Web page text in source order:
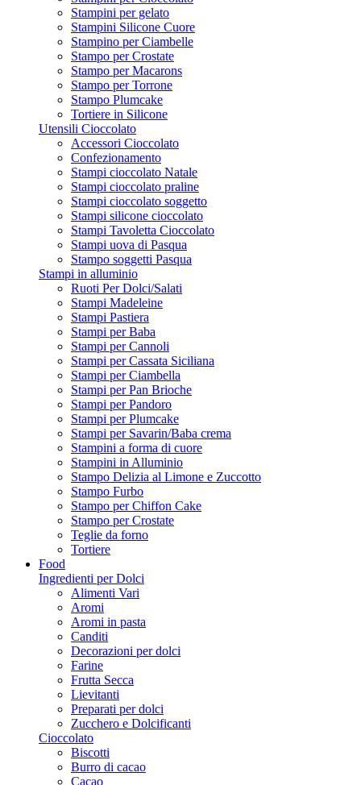
Stampini per gelato
Stampini Silicone Cuore
Stampino per Ciambelle
Stampo per Crostate
Stampo per Macarons
Stampo per Torrone
Stampo Plumcake
Tortiere in Silicone
Utensili Cioccolato
Accessori Cioccolato
Confezionamento
Stampi cioccolato Natale
Stampi cioccolato praline
Stampi cioccolato soggetto
Stampi silicone cioccolato
Stampi Tavoletta Cioccolato
Stampi uova di Pasqua
Stampo soggetti Pasqua
Stampi in alluminio
Ruoti Per Dolci/Salati
Stampi Madeleine
Stampi Pastiera
Stampi per Baba
Stampi per Cannoli
Stampi per Cassata Siciliana
Stampi per Ciambella
Stampi per Pan Brioche
Stampi per Pandoro
Stampi per Plumcake
Stampi per Savarin/Baba crema
Stampini a forma di cuore
Stampini in Alluminio
Stampo Delizia al Limone e Zuccotto
Stampo Furbo
Stampo per Chiffon Cake
Stampo per Crostate
Teglie da forno
Tortiere
Food
Ingredienti per Dolci
Alimenti Vari
Aromi
Aromi in pasta
Canditi
Decorazioni per dolci
Farine
Frutta Secca
Lievitanti
Preparati per dolci
Zucchero e Dolcificanti
Cioccolato
Biscotti
Burro di cacao
Cacao